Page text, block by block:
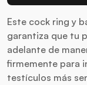
Este cock ring y
garantiza que tu
adelante de
firmemente para
testículos más